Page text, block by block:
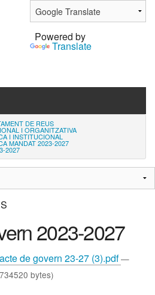
Powered by
Translate
DE REUS
I ORGANITZATIVA
I INSTITUCIONAL
MANDAT 2023-2027
2027
2023-2027
de govern 23-27 (3).pdf—
bytes)